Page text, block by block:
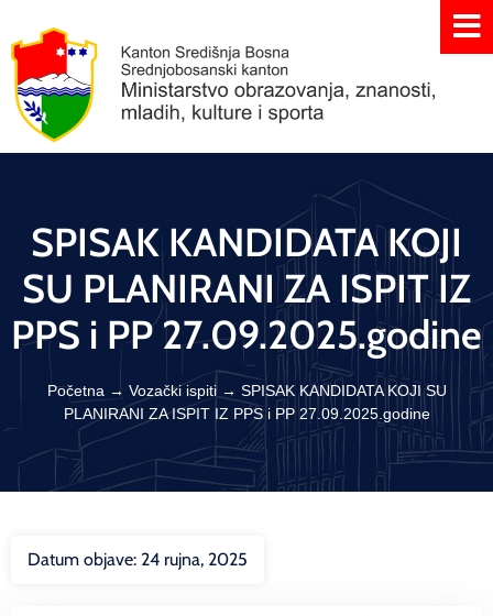
SPISAK KANDIDATA KOJI
SU PLANIRANI ZA ISPIT IZ
PPS i PP 27.09.2025.godine
Početna → Vozački ispiti→ SPISAK KANDIDATA KOJI SU
PLANIRANI ZA ISPIT IZ PPS i PP 27.09.2025.godine
Datum objave: 24 rujna, 2025